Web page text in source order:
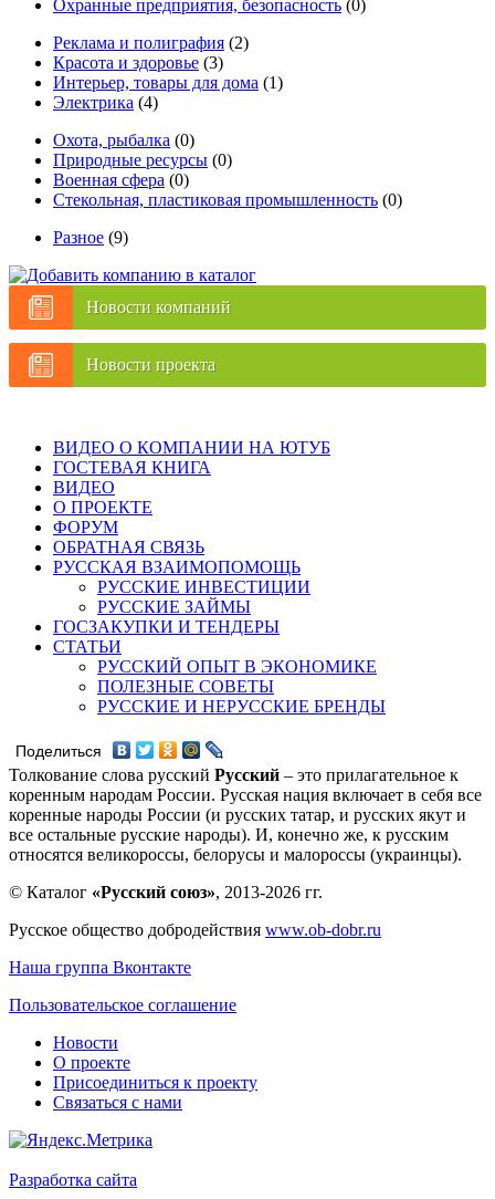
Охранные предприятия, безопасность (0)
Реклама и полиграфия (2)
Красота и здоровье (3)
Интерьер, товары для дома (1)
Электрика (4)
Охота, рыбалка (0)
Природные ресурсы (0)
Военная сфера (0)
Стекольная, пластиковая промышленность (0)
Разное (9)
Новости компаний
Новости проекта
ВИДЕО О КОМПАНИИ НА ЮТУБ
ГОСТЕВАЯ КНИГА
ВИДЕО
О ПРОЕКТЕ
ФОРУМ
ОБРАТНАЯ СВЯЗЬ
РУССКАЯ ВЗАИМОПОМОЩЬ
РУССКИЕ ИНВЕСТИЦИИ
РУССКИЕ ЗАЙМЫ
ГОСЗАКУПКИ И ТЕНДЕРЫ
СТАТЬИ
РУССКИЙ ОПЫТ В ЭКОНОМИКЕ
ПОЛЕЗНЫЕ СОВЕТЫ
РУССКИЕ И НЕРУССКИЕ БРЕНДЫ
Поделиться
Толкование слова русский Русский – это прилагательное к
коренным народам России. Русская нация включает в себя все
коренные народы России (и русских татар, и русских якут и
все остальные русские народы). И, конечно же, к русским
относятся великороссы, белорусы и малороссы (украинцы).
© Каталог «Русский союз», 2013-2026 гг.
Русское общество добродействия www.ob-dobr.ru
Наша группа Вконтакте
Пользовательское соглашение
Новости
О проекте
Присоединиться к проекту
Связаться с нами
Разработка сайта